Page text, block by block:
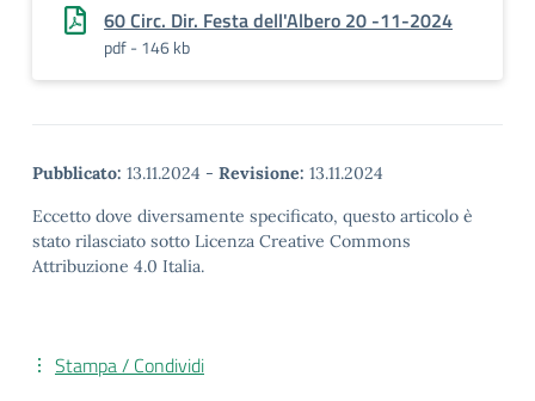
60 Circ. Dir. Festa dell'Albero 20 -11-2024
pdf - 146 kb
Pubblicato: 13.11.2024 - Revisione: 13.11.2024
Eccetto dove diversamente specificato, questo articolo è
stato rilasciato sotto Licenza Creative Commons
Attribuzione 4.0 Italia.
Stampa / Condividi